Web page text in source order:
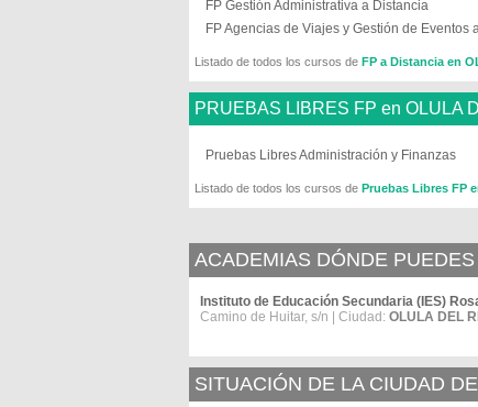
FP Gestión Administrativa a Distancia
FP Agencias de Viajes y Gestión de Eventos
Listado de todos los cursos de FP a Distancia en
PRUEBAS LIBRES FP en OLULA
Pruebas Libres Administración y Finanzas
Listado de todos los cursos de Pruebas Libres FP
ACADEMIAS DÓNDE
Instituto de Educación Secundaria (IES)
Camino de Huitar, s/n | Ciudad: OLULA DEL
SITUACIÓN DE LA CIUDAD